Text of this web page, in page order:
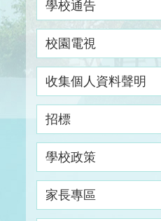
學校通告
校園電視
收集個人資料聲明
招標
學校政策
家長專區